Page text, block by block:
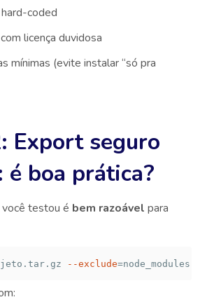
coded
licença duvidosa
mínimas (evite instalar “só pra
Export seguro
é boa prática?
testou é bem razoável para
--exclude=node_modules